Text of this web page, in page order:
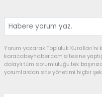
Yorum yazarak Topluluk
karacabeyhaber.com sitesine
dolaylı tüm sorumluluğu tek
yorumlardan site yönetimi hiçbir